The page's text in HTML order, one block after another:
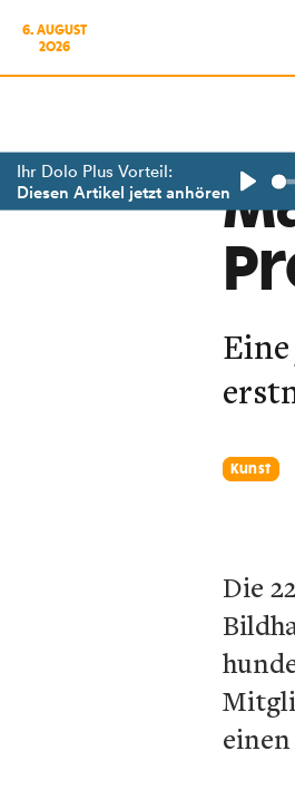
6. AUGUST
2026
Ihr Dolo Plus Vorteil:
Diesen Artikel jetzt anhören
Play
Kunst
Die